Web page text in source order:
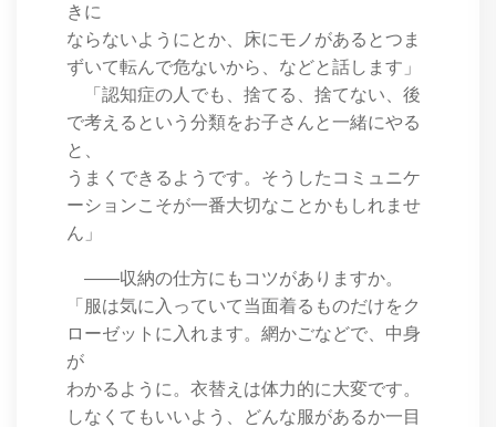
きに
ならないようにとか、床にモノがあるとつま
ずいて転んで危ないから、などと話します」
「認知症の人でも、捨てる、捨てない、後
で考えるという分類をお子さんと一緒にやる
と、
うまくできるようです。そうしたコミュニケ
ーションこそが一番大切なことかもしれませ
ん」
――収納の仕方にもコツがありますか。
「服は気に入っていて当面着るものだけをク
ローゼットに入れます。網かごなどで、中身
が
わかるように。衣替えは体力的に大変です。
しなくてもいいよう、どんな服があるか一目